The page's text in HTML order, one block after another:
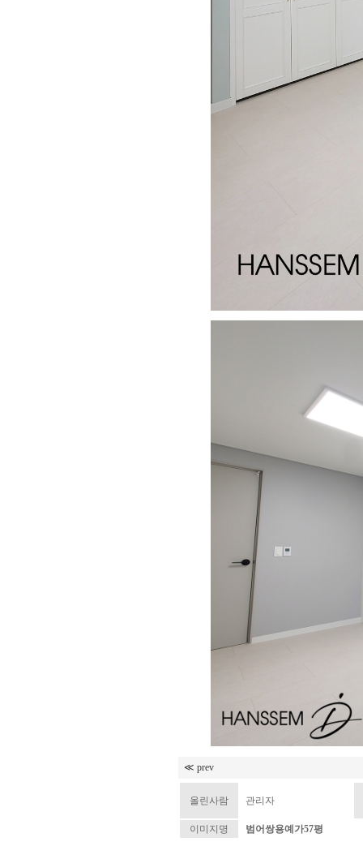
≪ prev
올린사람 관리자
이미지명 범어쌍용예가57평